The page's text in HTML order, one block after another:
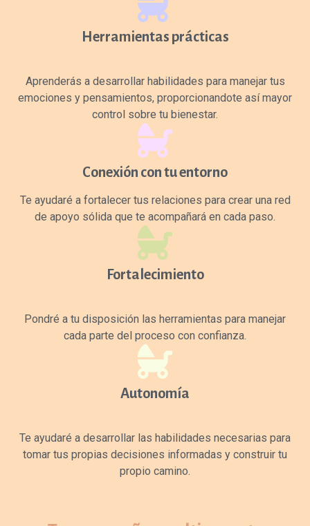
Herramientas prácticas
Aprenderás a desarrollar habilidades para manejar tus
emociones y pensamientos, proporcionandote así mayor
control sobre tu bienestar.
Conexión con tu entorno
Te ayudaré a fortalecer tus relaciones para crear una red
de apoyo sólida que te acompañará en cada paso.
Fortalecimiento
Pondré a tu disposición las herramientas para manejar
cada parte del proceso con confianza.
Autonomía
Te ayudaré a desarrollar las habilidades necesarias para
tomar tus propias decisiones informadas y construir tu
propio camino.